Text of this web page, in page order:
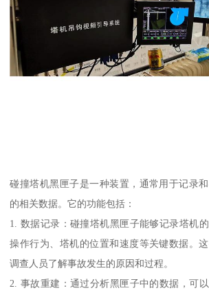
碰撞塔机黑匣子是一种装置，通常用于记录
的相关数据。它的功能包括：
1. 数据记录：碰撞塔机黑匣子能够记录塔机
操作行为、塔机的位置和速度等关键数据。
调查人员了解事故发生的原因和过程。
2. 事故重建：通过分析黑匣子中的数据，可